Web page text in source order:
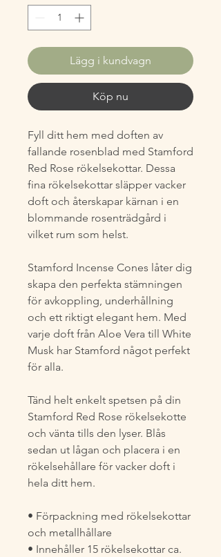
Lägg i kundvagn
Köp nu
Fyll ditt hem med doften av
fallande rosenblad med Stamford
Red Rose rökelsekottar. Dessa
fina rökelsekottar släpper vacker
doft och återskapar kärnan i en
blommande rosenträdgård i
vilket rum som helst.
Stamford Incense Cones låter dig
skapa den perfekta stämningen
för avkoppling, underhållning
och ett riktigt elegant hem. Med
varje doft från Aloe Vera till White
Musk har Stamford något perfekt
för alla.
Tänd helt enkelt spetsen på din
Stamford Red Rose rökelsekotte
och vänta tills den lyser. Blås
sedan ut lågan och placera i en
rökelsehållare för vacker doft i
hela ditt hem.
• Förpackning med rökelsekottar
och metallhållare
• Innehåller 15 rökelsekottar ca.